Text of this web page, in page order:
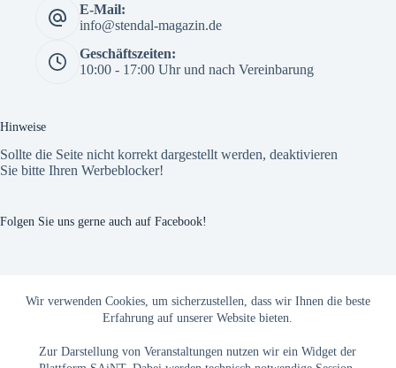
Wir verwenden Cookies, um sicherzustellen, dass wir Ihnen die beste
Erfahrung auf unserer Website bieten.
Zur Darstellung von Veranstaltungen nutzen wir ein Widget der
E-Mail:
info@stendal-magazin.de
Geschäftszeiten:
10:00 - 17:00 Uhr und nach Vereinbarung
Hinweise
Sollte die Seite nicht korrekt dargestellt werden, deaktivieren
Sie bitte Ihren Werbeblocker!
Folgen Sie uns gerne auch auf Facebook!